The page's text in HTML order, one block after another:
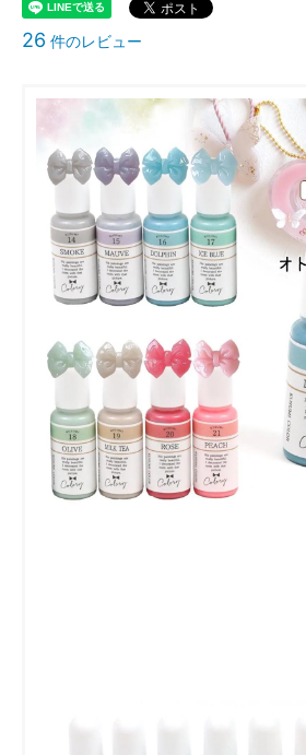
26 件のレビュー